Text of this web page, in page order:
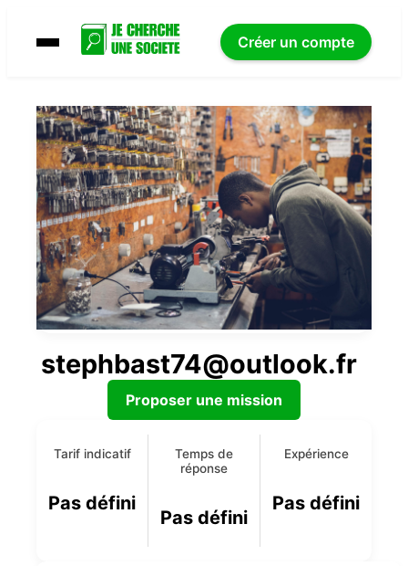
Créer un compte
stephbast74@outlook.fr
Proposer une mission
Tarif indicatif
Pas défini
Temps de
réponse
Pas défini
Expérience
Pas défini